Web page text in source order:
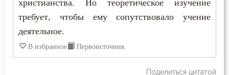
Женщина
Жизнь
Жизнь вечная
требует, чтобы ему сопутствовало учение
деятельное.
В избранное Первоисточник
Поделиться цитатой